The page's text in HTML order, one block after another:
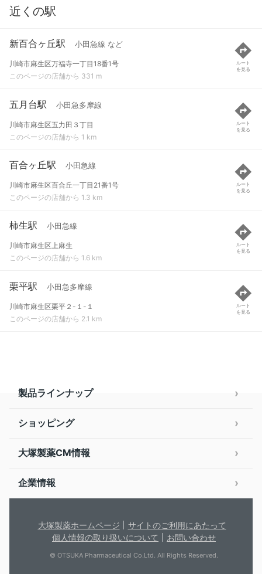
近くの駅
新百合ヶ丘駅 小田急線 など
川崎市麻生区万福寺一丁目18番1号
このページの店舗から 331 m
ルート
を見る
五月台駅 小田急多摩線
川崎市麻生区五力田３丁目
このページの店舗から 1 km
ルート
を見る
百合ヶ丘駅 小田急線
川崎市麻生区百合丘一丁目21番1号
このページの店舗から 1.3 km
ルート
を見る
柿生駅 小田急線
川崎市麻生区上麻生
このページの店舗から 1.6 km
ルート
を見る
栗平駅 小田急多摩線
川崎市麻生区栗平２-１-１
このページの店舗から 2.1 km
ルート
を見る
製品ラインナップ
ショッピング
大塚製薬CM情報
企業情報
大塚製薬ホームページ
サイトのご利用にあたって
個人情報の取り扱いについて
お問い合わせ
© OTSUKA Pharmaceutical Co.Ltd. All Rights Reserved.